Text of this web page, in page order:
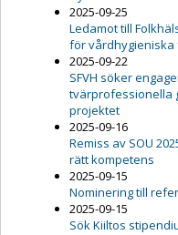
2025-09-25
Ledamot till
för vårdhygieniska
2025-09-22
SFVH söker
tvärprofessionella
projektet
2025-09-16
Remiss av SOU
rätt kompetens
2025-09-15
Nominering till
2025-09-15
Sök Kiiltos